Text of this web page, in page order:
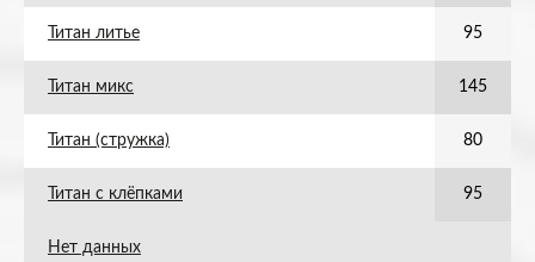
Титан литье 95
Титан микс 145
Титан (стружка) 80
Титан с клёпками 95
Нет данных